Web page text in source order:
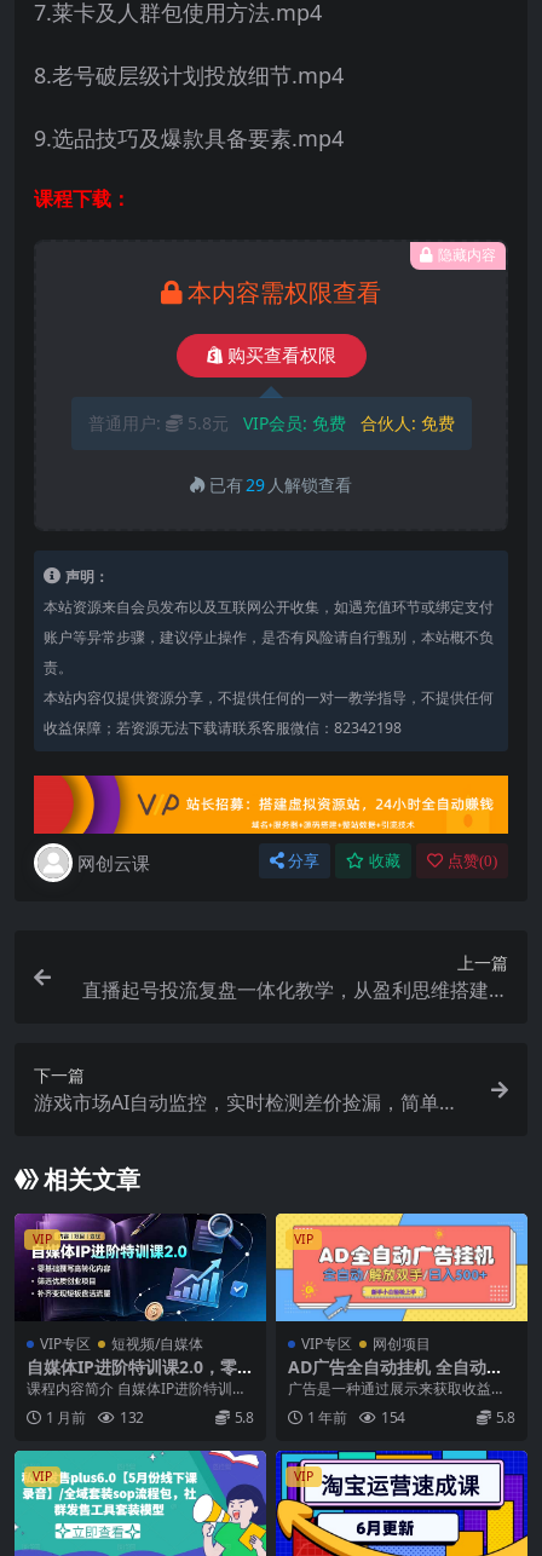
7.莱卡及人群包使用方法.mp4
8.老号破层级计划投放细节.mp4
9.选品技巧及爆款具备要素.mp4
课程下载：
隐藏内容
本内容需权限查看
购买查看权限
普通用户: 5.8元 VIP会员: 免费 合伙人: 免费
已有29 人解锁查看
声明：
本站资源来自会员发布以及互联网公开收集，如遇充值环节或绑定支付
账户等异常步骤，建议停止操作，是否有风险请自行甄别，本站概不负
责。
本站内容仅提供资源分享，不提供任何的一对一教学指导，不提供任何
收益保障；若资源无法下载请联系客服微信：82342198
网创云课 分享 收藏 点赞(0)
上一篇
直播起号投流复盘一体化教学，从盈利思维搭建到
下一篇
游戏市场AI自动监控，实时检测差价捡漏，简单轻
相关文章
VIP
VIP专区 短视频/自媒体
自媒体IP进阶特训课2.0，零基
础撰写高转化内容，筛选优质
创业项目，补齐变现短板盘活
流量
课程内容简介 自媒体IP进阶特训课
2.0主打零基础轻资产创业，针对性
解决创业者I...
1 月前 132 5.8
VIP
VIP专区 网创项目
AD广告全自动挂机 全自动解
放双手 单日500+ 背靠大平台
广告是一种通过展示来获取收益的
数字商业模式，广泛应用于网站、
移动应用、社交媒体平...
1 年前 154 5.8
VIP VIP